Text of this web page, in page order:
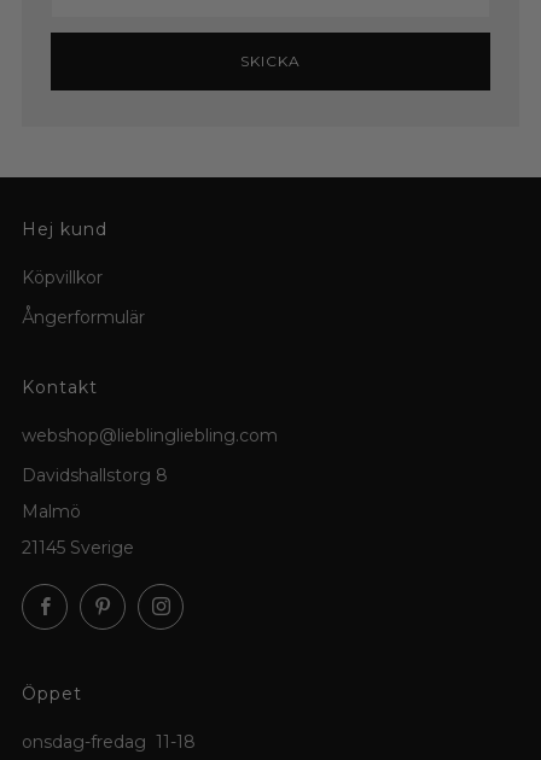
SKICKA
Hej kund
Köpvillkor
Ångerformulär
Kontakt
webshop@lieblingliebling.com
Davidshallstorg 8
Malmö
21145 Sverige
FacebookPinterestInstagram
Öppet
onsdag-fredag 11-18